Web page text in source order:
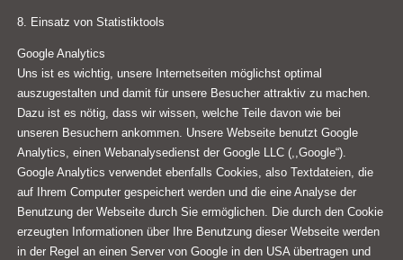
8. Einsatz von Statistiktools
Google Analytics
Uns ist es wichtig, unsere Internetseiten möglichst optimal
auszugestalten und damit für unsere Besucher attraktiv zu machen.
Dazu ist es nötig, dass wir wissen, welche Teile davon wie bei
unseren Besuchern ankommen. Unsere Webseite benutzt Google
Analytics, einen Webanalysedienst der Google LLC (,,Google“).
Google Analytics verwendet ebenfalls Cookies, also Textdateien, die
auf Ihrem Computer gespeichert werden und die eine Analyse der
Benutzung der Webseite durch Sie ermöglichen. Die durch den Cookie
erzeugten Informationen über Ihre Benutzung dieser Webseite werden
in der Regel an einen Server von Google in den USA übertragen und